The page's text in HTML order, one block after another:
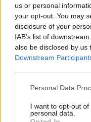
us or personal
your opt-out. You may
disclosure of your
IAB’s list of
also be disclosed by us
Downstream
Please note that this
not limited to your visit
grant or deny consent
Personal Data
I want to opt-out
personal data.
Az például
versek nem
gitárkísérettel.
megnyilvánulását
mozzanatokra is
nem lehet csak az
hogy a fináléban